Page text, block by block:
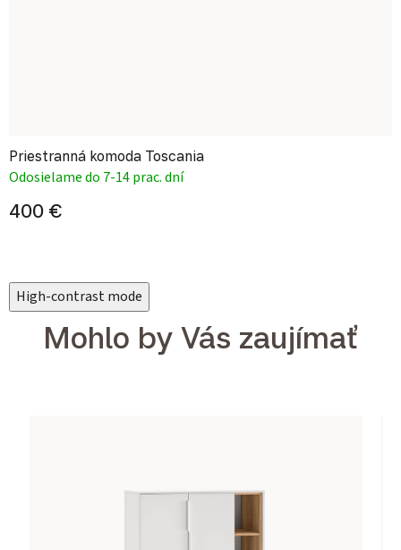
Priestranná komoda Toscania
Odosielame do 7-14 prac. dní
400 €
High-contrast mode
Mohlo by Vás zaujímať